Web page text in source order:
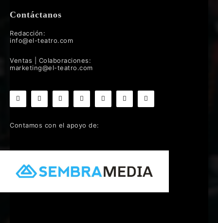
Contáctanos
Redacción:
info@el-teatro.com
Ventas | Colaboraciones:
marketing@el-teatro.com
Contamos con el apoyo de: